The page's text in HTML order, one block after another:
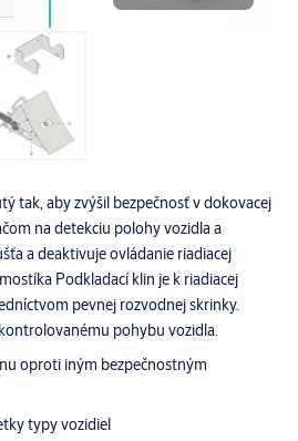
tak, aby zvýšil bezpečnosť v dokovacej
na detekciu polohy vozidla a
a deaktivuje ovládanie riadiacej
Podkladací klin je k riadiacej
pevnej rozvodnej skrinky.
pohybu vozidla.
oproti iným bezpečnostným
typy vozidiel